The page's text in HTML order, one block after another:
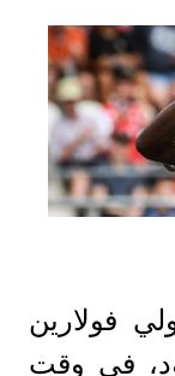
فولارين
في وقت